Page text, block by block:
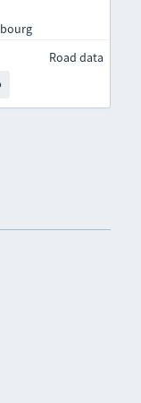
Road data